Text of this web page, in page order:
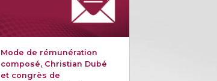
Mode de rémunération
composé, Christian Dubé
et congrès de